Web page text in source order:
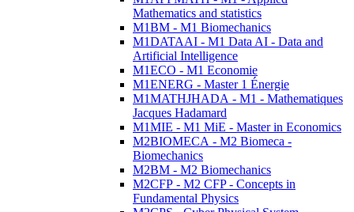
Mathematics and statistics
M1BM - M1 Biomechanics
M1DATAAI - M1 Data AI - Data and
Artificial Intelligence
M1ECO - M1 Economie
M1ENERG - Master 1 Énergie
M1MATHJHADA - M1 - Mathematiques
Jacques Hadamard
M1MIE - M1 MiE - Master in Economics
M2BIOMECA - M2 Biomeca -
Biomechanics
M2BM - M2 Biomechanics
M2CFP - M2 CFP - Concepts in
Fundamental Physics